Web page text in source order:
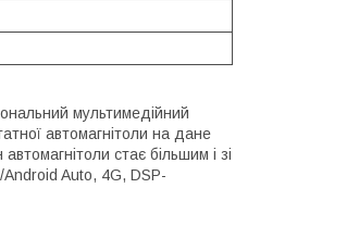
мультимедійний
автомагнітоли на дане
стає більшим і зі
Auto, 4G, DSP-